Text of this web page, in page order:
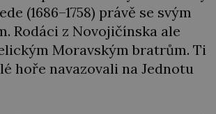
(1686–1758) právě se svým
Rodáci z Novojičínska ale
Moravským bratrům. Ti
hoře navazovali na Jednotu